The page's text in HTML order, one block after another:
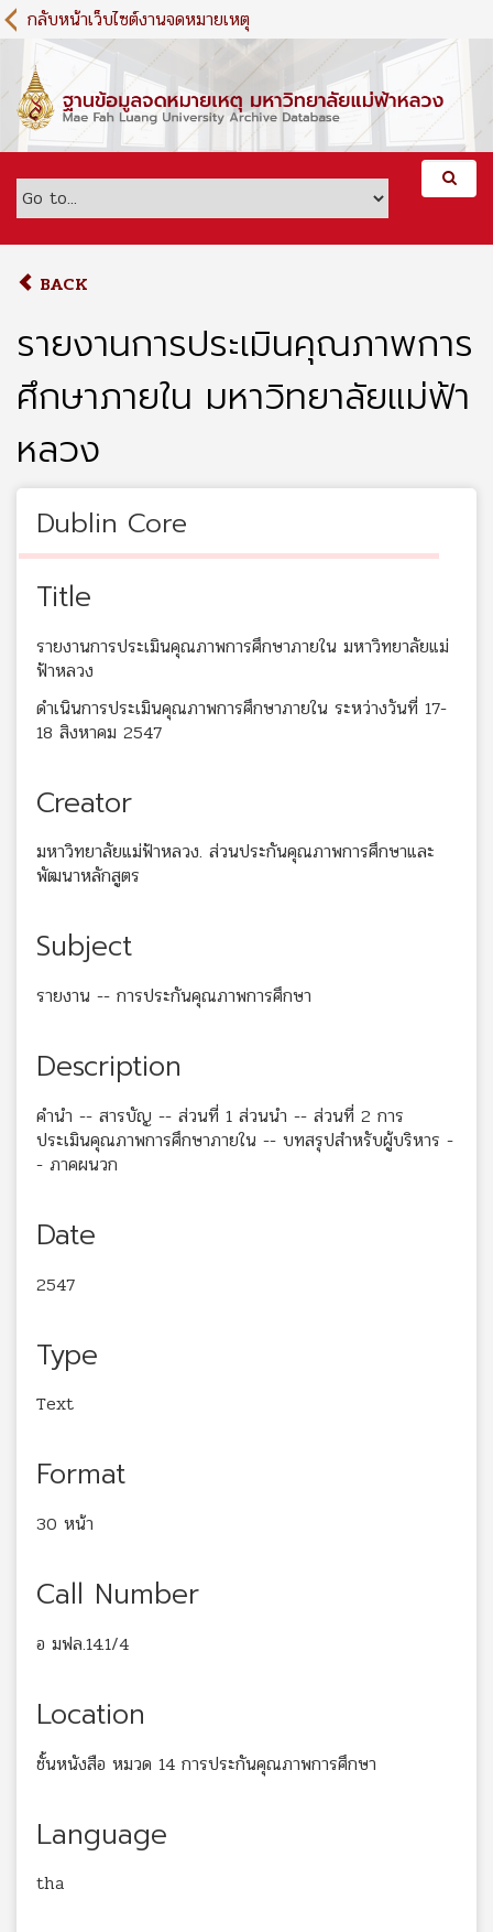
S
k
m
c
กลับหน้าเว็บไซต์งานจดหมายเหตุ
BACK
รายงานการประเมินคุณภาพการ
ศึกษาภายใน มหาวิทยาลัยแม่ฟ้า
หลวง
Dublin Core
Title
รายงานการประเมินคุณภาพการศึกษาภายใน มหาวิทยาลัยแม่
ฟ้าหลวง
ดำเนินการประเมินคุณภาพการศึกษาภายใน ระหว่างวันที่ 17-
18 สิงหาคม 2547
Creator
มหาวิทยาลัยแม่ฟ้าหลวง. ส่วนประกันคุณภาพการศึกษาและ
พัฒนาหลักสูตร
Subject
รายงาน -- การประกันคุณภาพการศึกษา
Description
คำนำ -- สารบัญ -- ส่วนที่ 1 ส่วนนำ -- ส่วนที่ 2 การ
ประเมินคุณภาพการศึกษาภายใน -- บทสรุปสำหรับผู้บริหาร -
- ภาคผนวก
Date
2547
Type
Text
Format
30 หน้า
Call Number
อ มฟล.14.1/4
Location
ชั้นหนังสือ หมวด 14 การประกันคุณภาพการศึกษา
Language
tha